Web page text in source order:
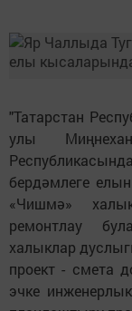
"Татарстан
улы
бердәмлеге
«Чишмә»
ремонтлау
халыклар
проект - смета
эчке